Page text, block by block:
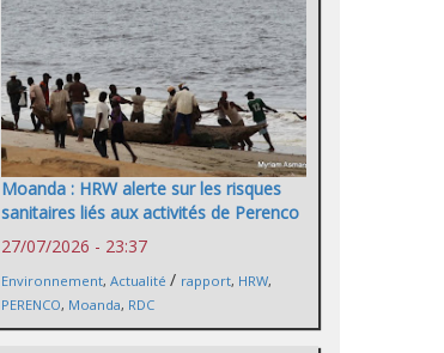
Moanda : HRW alerte sur les risques
sanitaires liés aux activités de Perenco
27/07/2026 - 23:37
Environnement, Actualité / rapport, HRW,
PERENCO, Moanda, RDC